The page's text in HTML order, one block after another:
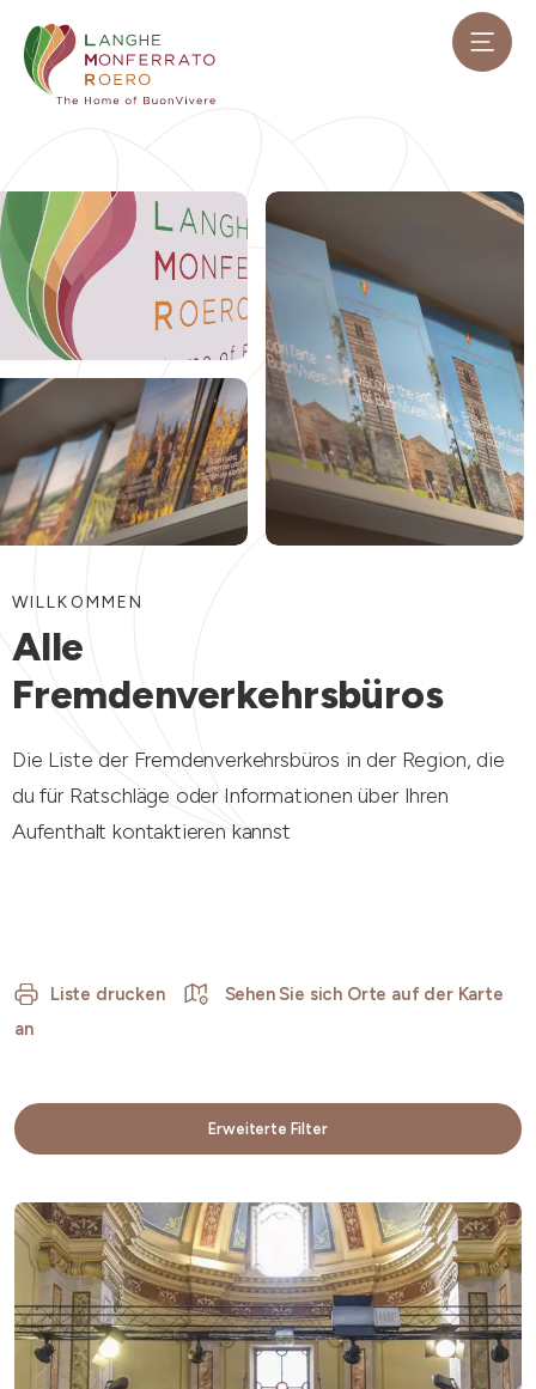
WILLKOMMEN
Alle
Fremdenverkehrsbüros
Die Liste der Fremdenverkehrsbüros in der Region, die
du für Ratschläge oder Informationen über Ihren
Aufenthalt kontaktieren kannst
Liste drucken
Sehen Sie sich Orte auf der Karte
an
Erweiterte Filter